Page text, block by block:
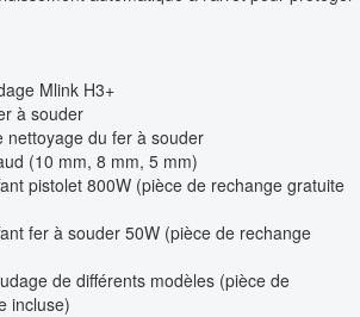
Mlink H3+
à souder
nettoyage du fer à souder
(10 mm, 8 mm, 5 mm)
pistolet 800W (pièce de rechange gratuite
fer à souder 50W (pièce de rechange
de différents modèles (pièce de
incluse)